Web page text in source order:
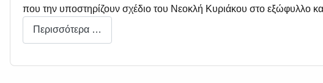
που την υποστηρίζουν σχέδιο του Νεοκλή Κυριάκου στο εξώφυλλο
Περισσότερα …